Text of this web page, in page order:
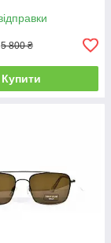
5 800 ₴
Купити